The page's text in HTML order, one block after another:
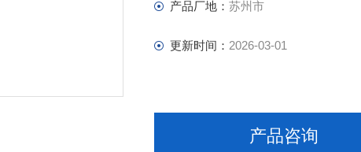
产品厂地： 苏州市
更新时间： 2026-03-01
产品咨询